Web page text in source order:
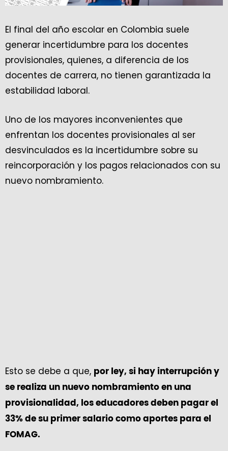
El final del año escolar en Colombia suele
generar incertidumbre para los docentes
provisionales, quienes, a diferencia de los
docentes de carrera, no tienen garantizada la
estabilidad laboral.
Uno de los mayores inconvenientes que
enfrentan los docentes provisionales al ser
desvinculados es la incertidumbre sobre su
reincorporación y los pagos relacionados con su
nuevo nombramiento.
Esto se debe a que, por ley, si hay interrupción y
se realiza un nuevo nombramiento en una
provisionalidad, los educadores deben pagar el
33% de su primer salario como aportes para el
FOMAG.